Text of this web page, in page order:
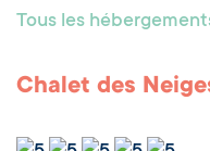
Tous les
Chalet des